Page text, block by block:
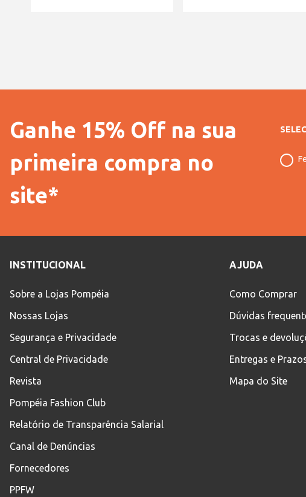
Ganhe 15% Off na sua
primeira compra no
site*
INSTITUCIONAL
Sobre a Lojas Pompéia
Nossas Lojas
Segurança e Privacidade
Central de Privacidade
Revista
Pompéia Fashion Club
Relatório de Transparência Salarial
Canal de Denúncias
Fornecedores
PPFW
AJUDA
Como Comprar
Dúvidas
Trocas e
Entregas e
Mapa do Site